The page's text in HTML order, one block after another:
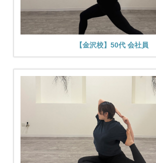
【金沢校】50代 会社員